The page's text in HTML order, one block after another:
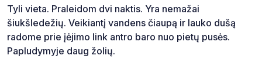
Tyli vieta. Praleidom dvi naktis. Yra nemažai
šiukšledežių. Veikiantį vandens čiaupą ir lauko dušą
radome prie įėjimo link antro baro nuo pietų pusės.
Papludymyje daug žolių.